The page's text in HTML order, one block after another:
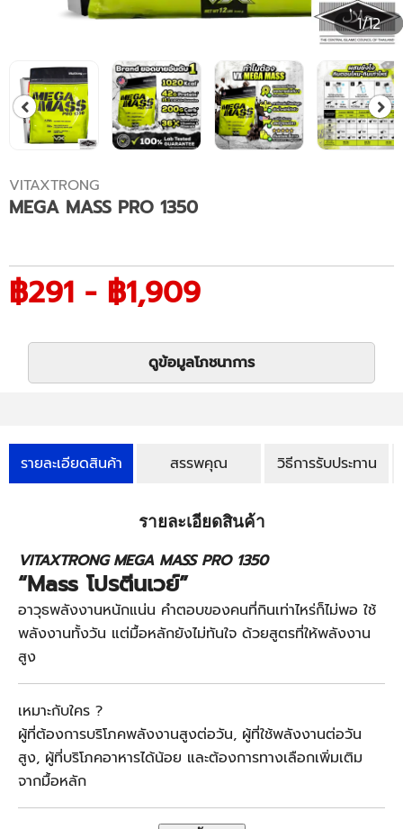
1/12
VITAXTRONG
MEGA MASS PRO 1350
฿291 - ฿1,909
ดูข้อมูลโภชนาการ
รายละเอียดสินค้า สรรพคุณ วิธีการรับประทาน
รายละเอียดสินค้า
VITAXTRONG MEGA MASS PRO 1350
“Mass โปรตีนเวย์”
อาวุธพลังงานหนักแน่น คำตอบของคนที่กินเท่าไหร่ก็ไม่พอ ใช้
พลังงานทั้งวัน แต่มื้อหลักยังไม่ทันใจ ด้วยสูตรที่ให้พลังงาน
สูง
เหมาะกับใคร ?
ผู้ที่ต้องการบริโภคพลังงานสูงต่อวัน, ผู้ที่ใช้พลังงานต่อวัน
สูง, ผู้ที่บริโภคอาหารได้น้อย และต้องการทางเลือกเพิ่มเติม
จากมื้อหลัก